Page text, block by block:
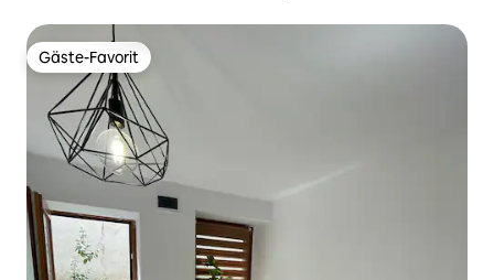
Gäste-Favorit
Gäste-Favorit